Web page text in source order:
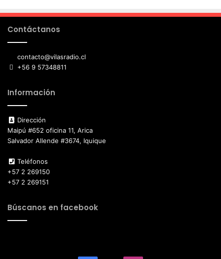
Contáctanos
contacto@vilasradio.cl
+56 9 57348811
Información
Dirección
Maipú #652 oficina 11, Arica
Salvador Allende #3674, Iquique
Teléfonos
+57 2 269150
+57 2 269151
Búscanos en facebook